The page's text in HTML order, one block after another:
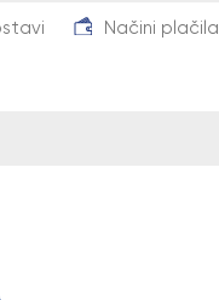
Načini plačila